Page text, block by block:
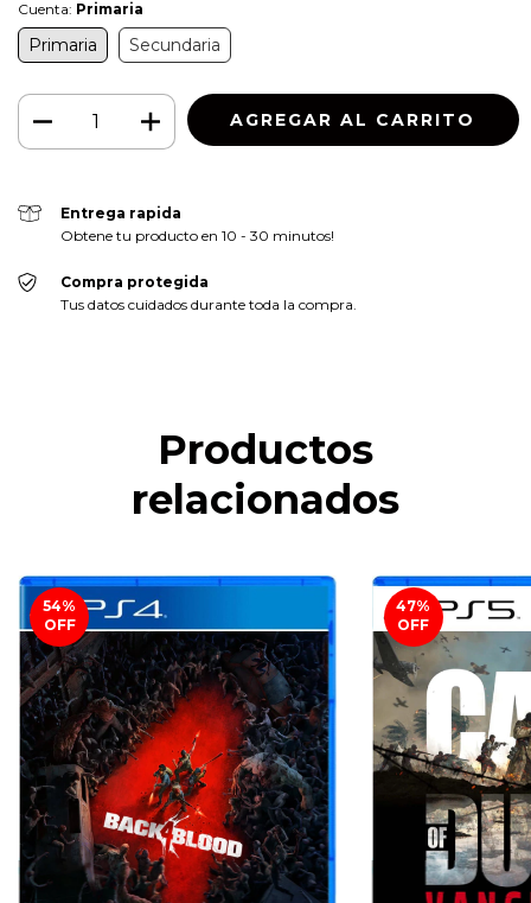
Cuenta: Primaria
Primaria Secundaria
Entrega rapida
Obtene tu producto en 10 - 30 minutos!
Compra protegida
Tus datos cuidados durante toda la compra.
Productos
relacionados
54%
OFF
47%
OFF